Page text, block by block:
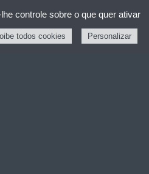
controle sobre o que quer ativar
todos cookies Personalizar